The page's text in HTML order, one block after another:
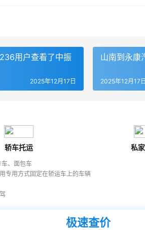
用户查看了中振
2025年12月17日
山南到永康
2025年12月17日
轿车托运 私
、面包车
专用方式固定在轿运车上的车辆
极速查价